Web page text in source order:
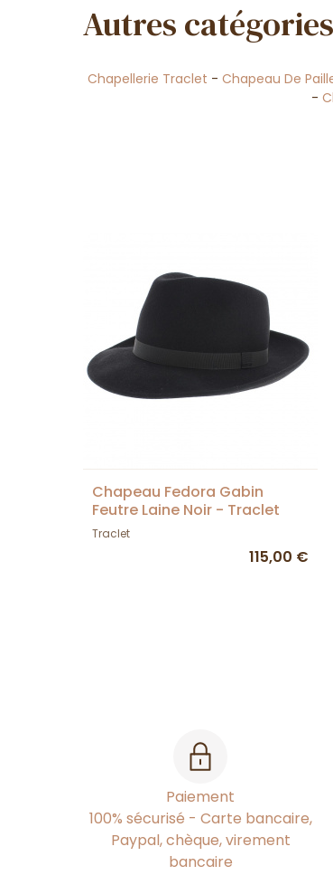
Autres
Chapellerie Traclet - Chapeau De
-
Chapeau Fedora Gabin
Feutre Laine Noir - Traclet
Traclet
115,00 €
Paiement
100% sécurisé - Carte bancaire,
Paypal, chèque, virement
bancaire